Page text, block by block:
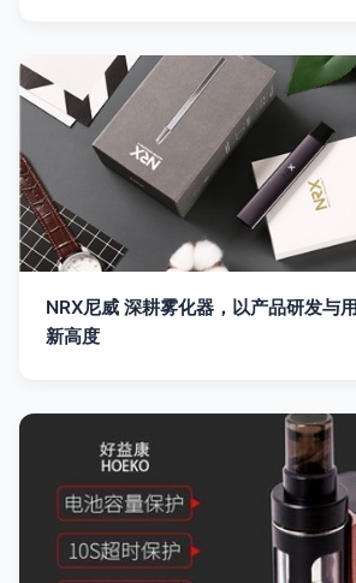
NRX尼威 深耕雾化器，以产品研发与
新高度